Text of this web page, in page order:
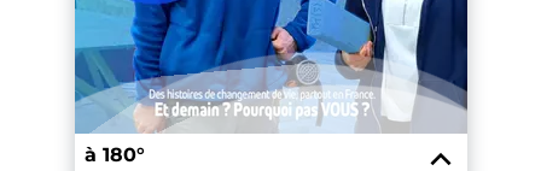
à 180°